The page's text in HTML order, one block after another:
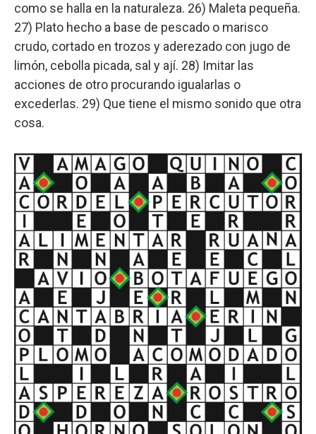
como se halla en la naturaleza. 26) Maleta pequeña.
27) Plato hecho a base de pescado o marisco
crudo, cortado en trozos y aderezado con jugo de
limón, cebolla picada, sal y ají. 28) Imitar las
acciones de otro procurando igualarlas o
excederlas. 29) Que tiene el mismo sonido que otra
cosa.